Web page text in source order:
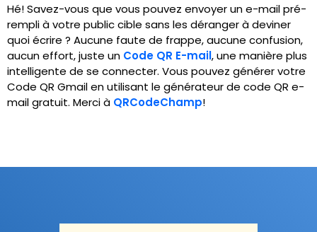
Hé! Savez-vous que vous pouvez envoyer un e-mail pré-
rempli à votre public cible sans les déranger à deviner
quoi écrire ? Aucune faute de frappe, aucune confusion,
aucun effort, juste un Code QR E-mail, une manière plus
intelligente de se connecter. Vous pouvez générer votre
Code QR Gmail en utilisant le générateur de code QR e-
mail gratuit. Merci à QRCodeChamp!